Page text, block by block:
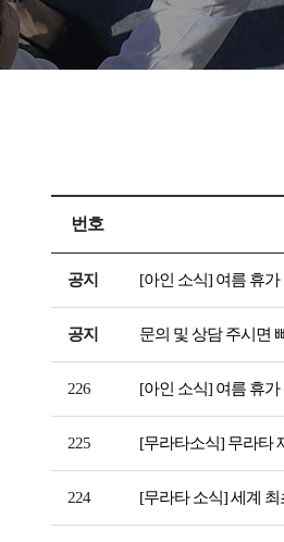
번호
공지 [아인 소식] 여름 휴
공지 문의 및 상담 주시면
226 [아인 소식] 여름 휴
225 [무라타소식] 무라타
224 [무라타 소식] 세계